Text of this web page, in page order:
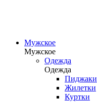
Мужское
Мужское
Одежда
Одежда
Пиджаки
Жилетки
Куртки